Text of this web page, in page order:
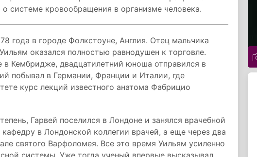
системе кровообращения в организме человека.
года в городе Фолкстоуне, Англия. Отец мальчика
оказался полностью равнодушен к торговле.
в Кембридже, двадцатилетний юноша отправился в
побывал в Германии, Франции и Италии, где
курс лекций известного анатома Фабрицио
Гарвей поселился в Лондоне и занялся врачебной
в Лондонской коллегии врачей, а еще через два
святого Варфоломея. Все это время Уильям усиленно
системы. Уже тогда ученый впервые высказывал